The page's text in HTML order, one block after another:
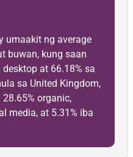
umaakit ng average
buwan, kung saan
at 66.18% sa
sa United Kingdom,
organic,
media, at 5.31% iba